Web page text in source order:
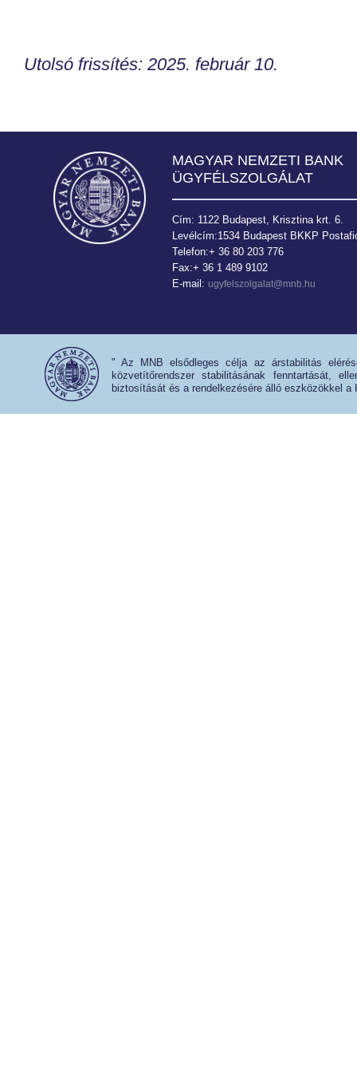
Utolsó frissítés: 2025. február 10.
MAGYAR NEMZETI BANK
ÜGYFÉLSZOLGÁLAT
Cím: 1122 Budapest, Krisztina krt. 6.
Levélcím:1534 Budapest BKKP
Telefon:+ 36 80 203 776
Fax:+ 36 1 489 9102
E-mail: ugyfelszolgalat@mnb.hu
" Az MNB elsődleges célja az árstabilitás
közvetítőrendszer stabilitásának fenntartását,
biztosítását és a rendelkezésére álló eszközökkel a